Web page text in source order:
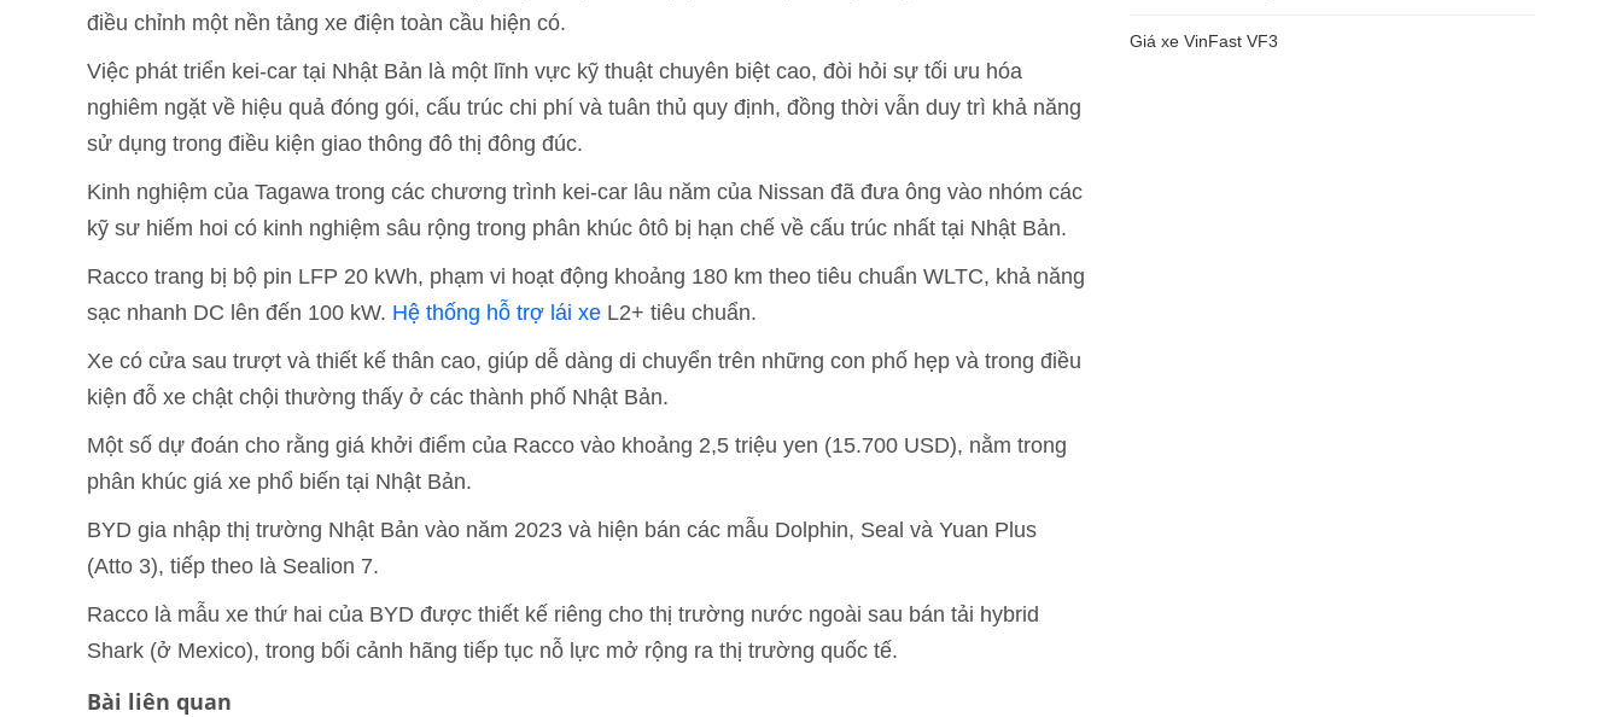
điều chỉnh một nền tảng xe điện toàn cầu hiện có.
Việc phát triển kei-car tại Nhật Bản là một lĩnh vực kỹ thuật chuyên biệt cao, đòi hỏi sự tối ưu hóa
nghiêm ngặt về hiệu quả đóng gói, cấu trúc chi phí và tuân thủ quy định, đồng thời vẫn duy trì khả năng
sử dụng trong điều kiện giao thông đô thị đông đúc.
Kinh nghiệm của Tagawa trong các chương trình kei-car lâu năm của Nissan đã đưa ông vào nhóm các
kỹ sư hiếm hoi có kinh nghiệm sâu rộng trong phân khúc ôtô bị hạn chế về cấu trúc nhất tại Nhật Bản.
Racco trang bị bộ pin LFP 20 kWh, phạm vi hoạt động khoảng 180 km theo tiêu chuẩn WLTC, khả năng
sạc nhanh DC lên đến 100 kW. Hệ thống hỗ trợ lái xe L2+ tiêu chuẩn.
Xe có cửa sau trượt và thiết kế thân cao, giúp dễ dàng di chuyển trên những con phố hẹp và trong điều
kiện đỗ xe chật chội thường thấy ở các thành phố Nhật Bản.
Một số dự đoán cho rằng giá khởi điểm của Racco vào khoảng 2,5 triệu yen (15.700 USD), nằm trong
phân khúc giá xe phổ biến tại Nhật Bản.
BYD gia nhập thị trường Nhật Bản vào năm 2023 và hiện bán các mẫu Dolphin, Seal và Yuan Plus
(Atto 3), tiếp theo là Sealion 7.
Racco là mẫu xe thứ hai của BYD được thiết kế riêng cho thị trường nước ngoài sau bán tải hybrid
Shark (ở Mexico), trong bối cảnh hãng tiếp tục nỗ lực mở rộng ra thị trường quốc tế.
Bài liên quan
Giá xe VinFast VF3